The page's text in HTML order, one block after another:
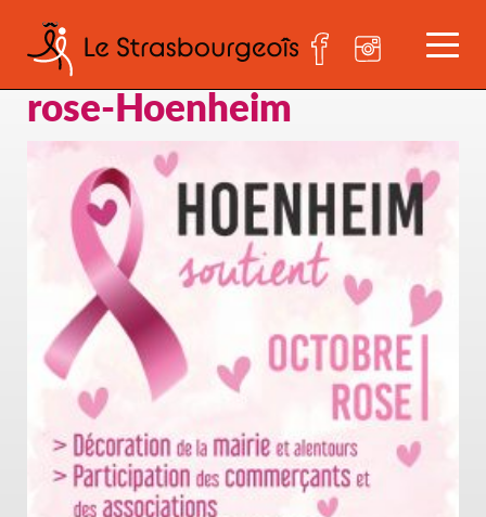
2022-affiche-octobre-
rose-Hoenheim